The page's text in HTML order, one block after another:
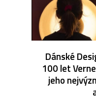
Dánské
100 let
jeho